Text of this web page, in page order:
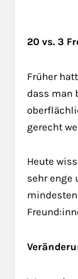
20 vs. 3
Früher
dass man
gerecht
Heute
sehr enge